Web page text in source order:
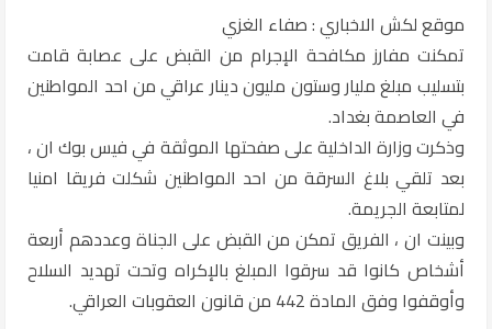
موقع لكش الاخباري : صفاء الغزي
تمكنت مفارز مكافحة الإجرام من القبض على عصابة قامت
بتسليب مبلغ مليار وستون مليون دينار عراقي من احد المواطنين
في العاصمة بغداد.
وذكرت وزارة الداخلية على صفحتها الموثقة في فيس بوك ان ،
بعد تلقي بلاغ السرقة من احد المواطنين شكلت فريقا امنيا
لمتابعة الجريمة.
وبينت ان ، الفريق تمكن من القبض على الجناة وعددهم أربعة
أشخاص كانوا قد سرقوا المبلغ بالإكراه وتحت تهديد السلاح
وأوقفوا وفق المادة 442 من قانون العقوبات العراقي.